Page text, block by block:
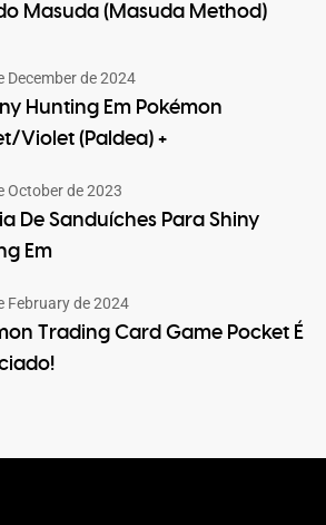
Masuda (Masuda Method)
December de 2024
Hunting Em Pokémon
Violet (Paldea) +
October de 2023
De Sanduíches Para Shiny
Em
February de 2024
Trading Card Game Pocket É